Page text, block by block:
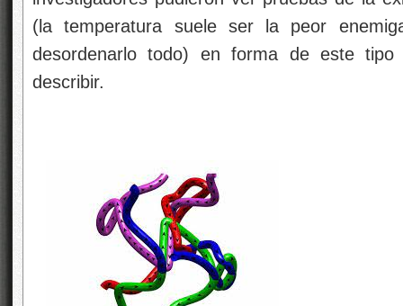
(la temperatura suele ser la peor
desordenarlo todo) en forma de este
describir.